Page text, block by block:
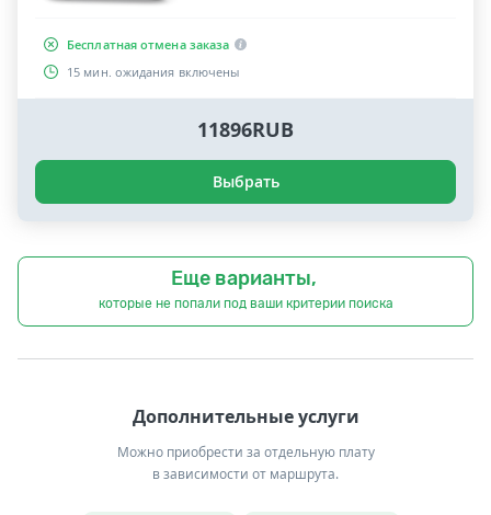
Бесплатная отмена заказа
15 мин. ожидания включены
11896RUB
Выбрать
Еще варианты,
которые не попали под ваши критерии поиска
Дополнительные услуги
Можно приобрести за отдельную плату
в зависимости от маршрута.